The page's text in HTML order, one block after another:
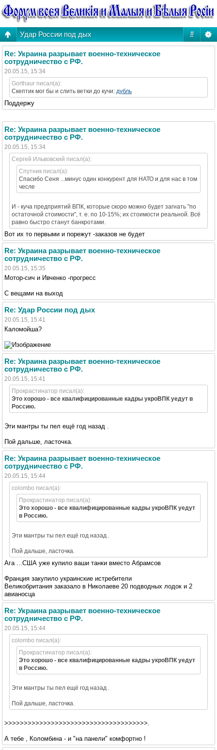
#
Удар России под дых
Re: Украина разрывает военно-техническое
сотрудничество с РФ.
20.05.15, 15:34
Gorthaur писал(а):
Скептик мог бы и слить ветки до кучи: дубль
Поддержу
Re: Украина разрывает военно-техническое
сотрудничество с РФ.
20.05.15, 15:34
Сергей Ильвовский писал(а):
Спутник писал(а):
Спасибо Сеня ...минус один конкурент для НАТО и для нас в том
чесле
И - куча предприятий ВПК, которые скоро можно будет загнать "по
остаточной стоимости", т. е. по 10-15%; их стоимости реальной. Всё
равно быстро станут банкротами.
Вот их то первыми и порежут -заказов не будет
Re: Украина разрывает военно-техническое
сотрудничество с РФ.
20.05.15, 15:35
Мотор-сич и Ивченко -прогресс
С вещами на выход
Re: Удар России под дых
20.05.15, 15:41
Каломойша?
Re: Украина разрывает военно-техническое
сотрудничество с РФ.
20.05.15, 15:41
Прокрастинатор писал(а):
Это хорошо - все квалифицированные кадры укроВПК уедут в
Россию.
Эти мантры ты пел ещё год назад .
Пой дальше, ласточка.
Re: Украина разрывает военно-техническое
сотрудничество с РФ.
20.05.15, 15:44
colombo писал(а):
Прокрастинатор писал(а):
Это хорошо - все квалифицированные кадры укроВПК уедут
в Россию.
Эти мантры ты пел ещё год назад .
Пой дальше, ласточка.
Ага ...США уже купило ваши танки вместо Абрамсов
Франция закупило украинские истребители
Великобритания заказало в Николаеве 20 подводных лодок и 2
авианосца
Re: Украина разрывает военно-техническое
сотрудничество с РФ.
20.05.15, 15:44
colombo писал(а):
Прокрастинатор писал(а):
Это хорошо - все квалифицированные кадры укроВПК уедут
в Россию.
Эти мантры ты пел ещё год назад .
Пой дальше, ласточка.
>>>>>>>>>>>>>>>>>>>>>>>>>>>>>>>>>>>>>.
А тебе , Коломбина - и "на панели" комфортно !